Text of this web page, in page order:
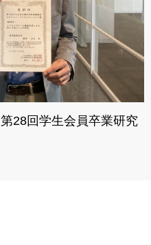
28回学生会員卒業研究